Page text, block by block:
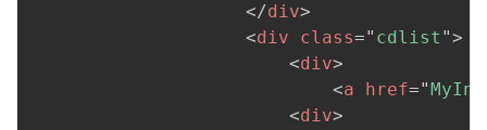
</div>
<div class=" cdlist ">
<div>
<a href="
<div>